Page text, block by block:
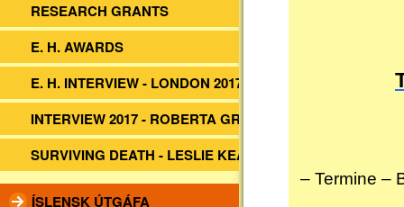
RESEARCH GRANTS
E. H. AWARDS
E. H. INTERVIEW - LONDON 2017
INTERVIEW 2017 - ROBERTA GRIMES
SURVIVING DEATH - LESLIE KEAN
ÍSLENSK ÚTGÁFA
– Termine –